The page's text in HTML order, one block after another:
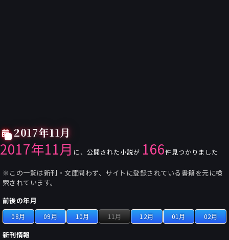
2017年11月
2017年11月 に、公開された小説が 166件見つかりました
※この一覧は新刊・文庫問わず、サイトに登録されている書籍を元に検
索されています。
前後の年月
08月 09月 10月 11月 12月 01月 02月
新刊情報